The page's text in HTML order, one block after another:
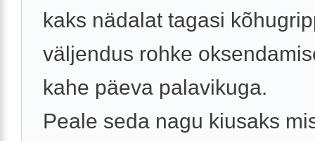
kaks nädalat tagasi
väljendus rohke
kahe päeva palavikuga.
Peale seda nagu kiusaks